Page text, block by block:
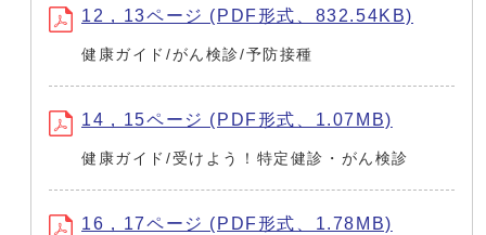
12，13ページ (PDF形式、832.54KB)
健康ガイド/がん検診/予防接種
14，15ページ (PDF形式、1.07MB)
健康ガイド/受けよう！特定健診・がん検診
16，17ページ (PDF形式、1.78MB)